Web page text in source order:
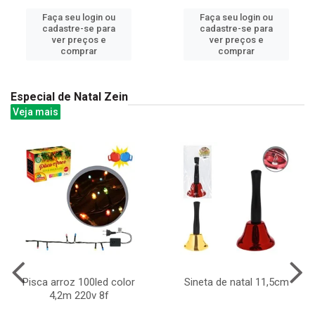
Faça seu login ou
cadastre-se para
ver preços e
comprar
Faça seu login ou
cadastre-se para
ver preços e
comprar
Especial de Natal Zein
Veja mais
Pisca arroz 100led color
4,2m 220v 8f
Sineta de natal 11,5cm